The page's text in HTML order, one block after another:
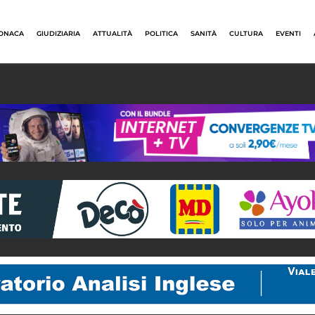
GIUDIZIARIA ATTUALITÀ POLITICA SANITÀ CULTURA EVENTI